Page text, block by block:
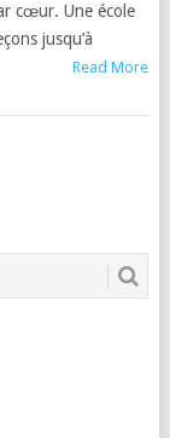
cœur. Une école
jusqu’à
Read More